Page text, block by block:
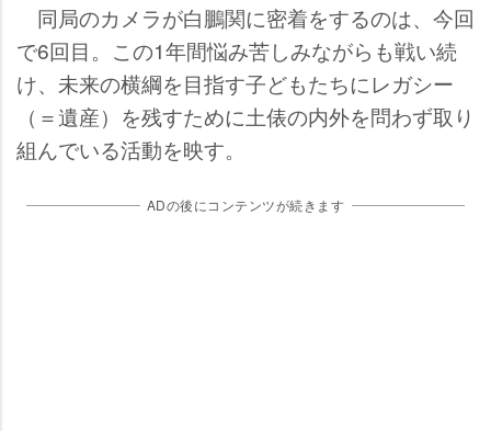
同局のカメラが白鵬関に密着をするのは、今回
で6回目。この1年間悩み苦しみながらも戦い続
け、未来の横綱を目指す子どもたちにレガシー
（＝遺産）を残すために土俵の内外を問わず取り
組んでいる活動を映す。
ADの後にコンテンツが続きます